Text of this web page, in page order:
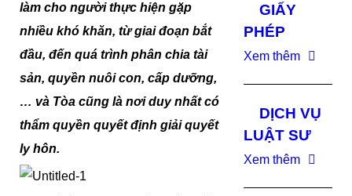
làm cho người thực hiện gặp
nhiều khó khăn, từ giai đoạn bắt
đầu, đến quá trình phân chia tài
sản, quyền nuôi con, cấp dưỡng,
… và Tòa cũng là nơi duy nhất có
thẩm quyền quyết định giải quyết
ly hôn.
GIẤY
PHÉP
Xem thêm
DỊCH VỤ
LUẬT SƯ
Xem thêm